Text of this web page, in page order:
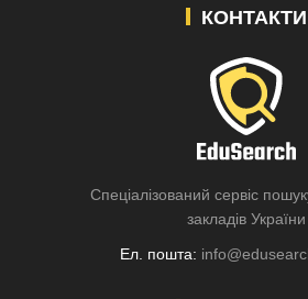
КОНТАКТИ
Спеціалізований сервіс
закладів України
Ел. пошта: